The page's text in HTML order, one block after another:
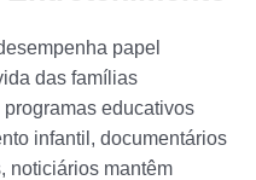
papel
das famílias
educativos
infantil, documentários
noticiários mantêm